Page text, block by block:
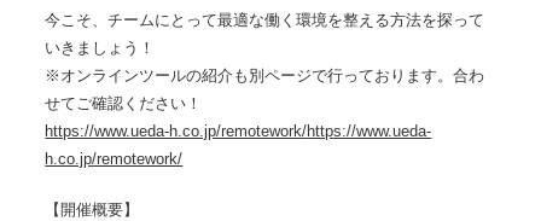
今こそ、チームにとって最適な働く環境を整える方法を探って
いきましょう！
※オンラインツールの紹介も別ページで行っております。合わ
せてご確認ください！
https://www.ueda-h.co.jp/remotework/https://www.ueda-
h.co.jp/remotework/
【開催概要】